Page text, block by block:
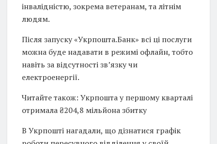
інвалідністю, зокрема ветеранам, та літнім
людям.
Після запуску «Укрпошта.Банк» всі ці послуги
можна буде надавати в режимі офлайн, тобто
навіть за відсутності зв’язку чи
електроенергії.
Читайте також: Укрпошта у першому кварталі
отримала ₴204,8 мільйона збитку
В Укрпошті нагадали, що дізнатися графік